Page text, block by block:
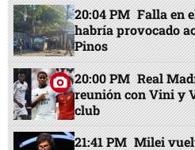
20:04 PM Falla en
habría provocado
Pinos
20:00 PM Real
reunión con Vini y
club
21:41 PM Milei